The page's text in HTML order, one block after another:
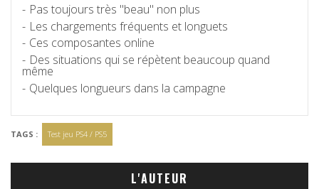
Pas toujours très "beau" non plus
Les chargements fréquents et longuets
Ces composantes online
Des situations qui se répètent beaucoup quand
même
Quelques longueurs dans la campagne
TAGS : Test jeu PS4 / PS5
L'AUTEUR